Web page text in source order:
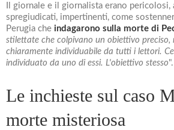
Il giornale e il giornalista erano pericolosi,
spregiudicati, impertinenti, come
Perugia che indagarono sulla morte di
stilettate che colpivano un obiettivo preciso,
chiaramente individuabile da tutti i lettori.
individuato da uno di essi. L'obiettivo stesso".
Le inchieste sul caso
morte misteriosa